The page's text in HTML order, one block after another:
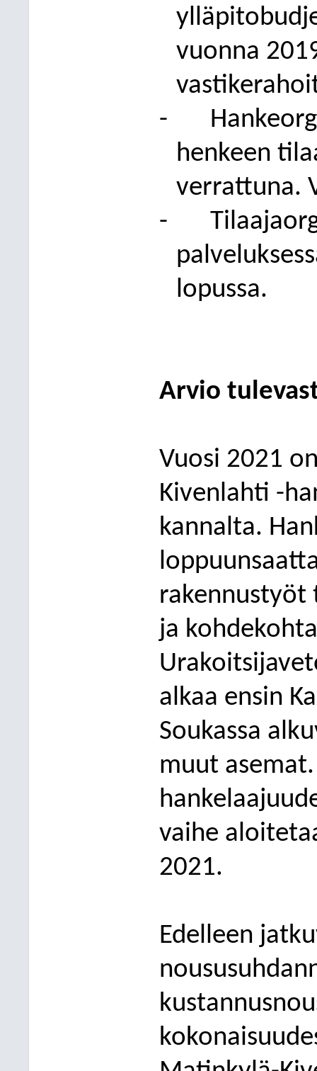
vuonna
-
henkeen
verrattuna.
-
lopussa.
Arvio
Vuosi 2021
Kivenlahti -
kannalta.
rakennustyöt
ja
alkaa ensin
Soukassa
muut asemat.
hanke
vaihe
2021.
Edelleen